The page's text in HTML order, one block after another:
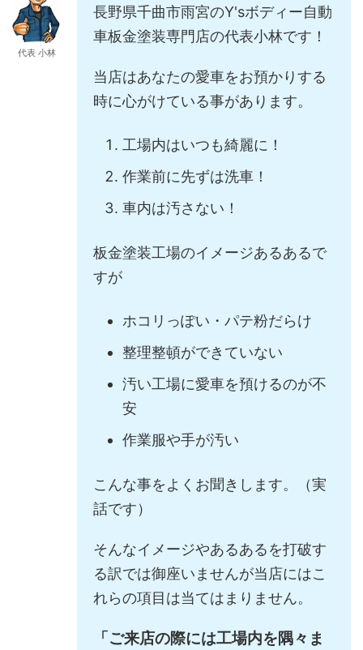
代表 小林
長野県千曲市雨宮のY'sボディー自動
車板金塗装専門店の代表小林です！
当店はあなたの愛車をお預かりする
時に心がけている事があります。
工場内はいつも綺麗に！
作業前に先ずは洗車！
車内は汚さない！
板金塗装工場のイメージあるあるで
すが
ホコリっぽい・パテ粉だらけ
整理整頓ができていない
汚い工場に愛車を預けるのが不
安
作業服や手が汚い
こんな事をよくお聞きします。（実
話です）
そんなイメージやあるあるを打破す
る訳では御座いませんが当店にはこ
れらの項目は当てはまりません。
「ご来店の際には工場内を隅々ま